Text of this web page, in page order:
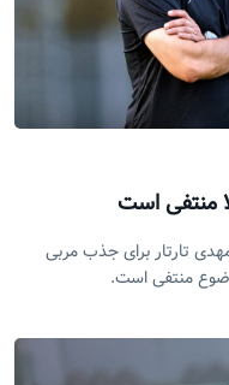
منتفی است
تارتار برای جذب مربی
منتفی است.